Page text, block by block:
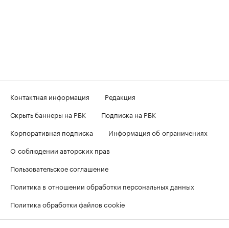
Контактная информация
Редакция
Скрыть баннеры на РБК
Подписка на РБК
Корпоративная подписка
Информация об ограничениях
О соблюдении авторских прав
Пользовательское соглашение
Политика в отношении обработки персональных данных
Политика обработки файлов cookie